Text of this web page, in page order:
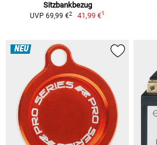
Sitzbankbezug
UVP 69,99 €2 41,99 €1
NEU